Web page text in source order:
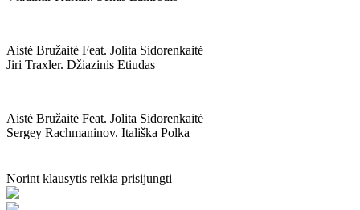
Aistė Bružaitė Feat. Jolita Sidorenkaitė
Jiri Traxler. Džiazinis Etiudas
Aistė Bružaitė Feat. Jolita Sidorenkaitė
Sergey Rachmaninov. Itališka Polka
Norint klausytis reikia prisijungti